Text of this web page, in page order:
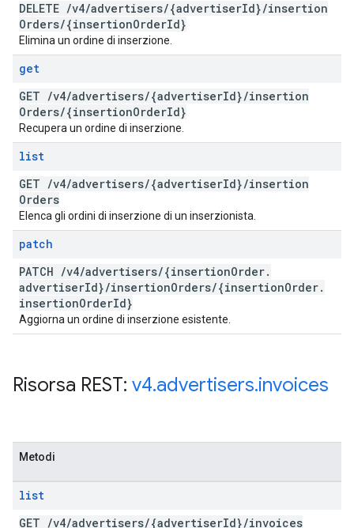
DELETE /v4/advertisers/{advertiserId}/insertion
Orders/{insertionOrderId}
Elimina un ordine di inserzione.
get
GET /v4/advertisers/{advertiserId}/insertion
Orders/{insertionOrderId}
Recupera un ordine di inserzione.
list
GET /v4/advertisers/{advertiserId}/insertion
Orders
Elenca gli ordini di inserzione di un inserzionista.
patch
PATCH /v4/advertisers/{insertionOrder.
advertiserId}/insertionOrders/{insertionOrder.
insertionOrderId}
Aggiorna un ordine di inserzione esistente.
Risorsa REST: v4.advertisers.invoices
Metodi
list
GET /v4/advertisers/{advertiserId}/invoices